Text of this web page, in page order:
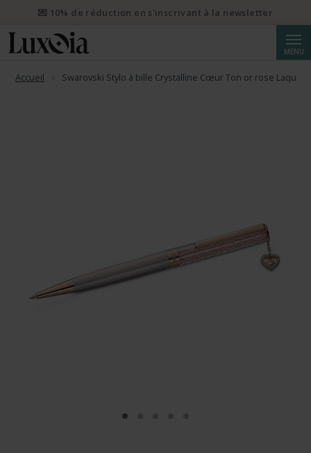
MENU
Accueil Swarovski Stylo à bille Crystalline Cœur Ton or rose Laqué
💌 10% de réduction en s'inscrivant à la newsletter